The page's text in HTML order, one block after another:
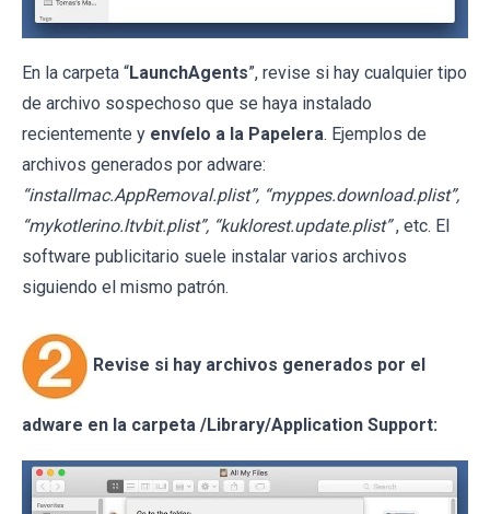
En la carpeta “LaunchAgents”, revise si hay cualquier tipo
de archivo sospechoso que se haya instalado
recientemente y envíelo a la Papelera. Ejemplos de
archivos generados por adware:
“installmac.AppRemoval.plist”, “myppes.download.plist”,
“mykotlerino.ltvbit.plist”, “kuklorest.update.plist” , etc. El
software publicitario suele instalar varios archivos
siguiendo el mismo patrón.
Revise si hay archivos generados por el
adware en la carpeta /Library/Application Support: